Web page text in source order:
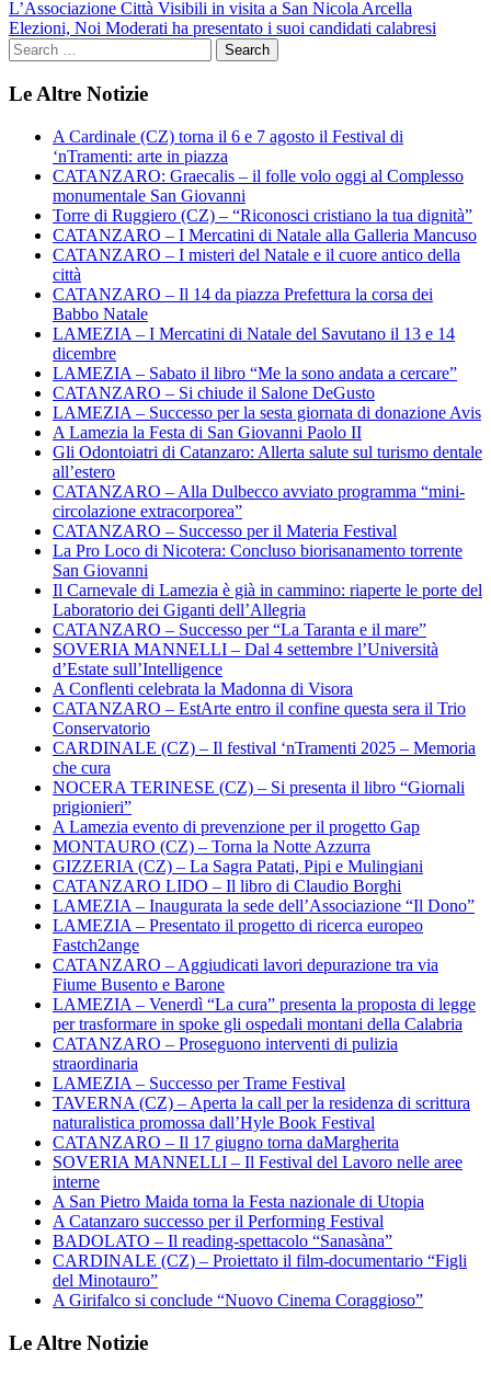
Navigazione
articoli
L’Associazione Città Visibili in visita a San Nicola Arcella
Elezioni, Noi Moderati ha presentato i suoi candidati calabresi
Le Altre Notizie
A Cardinale (CZ) torna il 6 e 7 agosto il Festival di
‘nTramenti: arte in piazza
CATANZARO: Graecalis – il folle volo oggi al Complesso
monumentale San Giovanni
Torre di Ruggiero (CZ) – “Riconosci cristiano la tua dignità”
CATANZARO – I Mercatini di Natale alla Galleria Mancuso
CATANZARO – I misteri del Natale e il cuore antico della
città
CATANZARO – Il 14 da piazza Prefettura la corsa dei
Babbo Natale
LAMEZIA – I Mercatini di Natale del Savutano il 13 e 14
dicembre
LAMEZIA – Sabato il libro “Me la sono andata a cercare”
CATANZARO – Si chiude il Salone DeGusto
LAMEZIA – Successo per la sesta giornata di donazione Avis
A Lamezia la Festa di San Giovanni Paolo II
Gli Odontoiatri di Catanzaro: Allerta salute sul turismo dentale
all’estero
CATANZARO – Alla Dulbecco avviato programma “mini-
circolazione extracorporea”
CATANZARO – Successo per il Materia Festival
La Pro Loco di Nicotera: Concluso biorisanamento torrente
San Giovanni
Il Carnevale di Lamezia è già in cammino: riaperte le porte del
Laboratorio dei Giganti dell’Allegria
CATANZARO – Successo per “La Taranta e il mare”
SOVERIA MANNELLI – Dal 4 settembre l’Università
d’Estate sull’Intelligence
A Conflenti celebrata la Madonna di Visora
CATANZARO – EstArte entro il confine questa sera il Trio
Conservatorio
CARDINALE (CZ) – Il festival ‘nTramenti 2025 – Memoria
che cura
NOCERA TERINESE (CZ) – Si presenta il libro “Giornali
prigionieri”
A Lamezia evento di prevenzione per il progetto Gap
MONTAURO (CZ) – Torna la Notte Azzurra
GIZZERIA (CZ) – La Sagra Patati, Pipi e Mulingiani
CATANZARO LIDO – Il libro di Claudio Borghi
LAMEZIA – Inaugurata la sede dell’Associazione “Il Dono”
LAMEZIA – Presentato il progetto di ricerca europeo
Fastch2ange
CATANZARO – Aggiudicati lavori depurazione tra via
Fiume Busento e Barone
LAMEZIA – Venerdì “La cura” presenta la proposta di legge
per trasformare in spoke gli ospedali montani della Calabria
CATANZARO – Proseguono interventi di pulizia
straordinaria
LAMEZIA – Successo per Trame Festival
TAVERNA (CZ) – Aperta la call per la residenza di scrittura
naturalistica promossa dall’Hyle Book Festival
CATANZARO – Il 17 giugno torna daMargherita
SOVERIA MANNELLI – Il Festival del Lavoro nelle aree
interne
A San Pietro Maida torna la Festa nazionale di Utopia
A Catanzaro successo per il Performing Festival
BADOLATO – Il reading-spettacolo “Sanasàna”
CARDINALE (CZ) – Proiettato il film-documentario “Figli
del Minotauro”
A Girifalco si conclude “Nuovo Cinema Coraggioso”
Le Altre Notizie